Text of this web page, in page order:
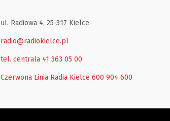
ul. Radiowa 4, 25-317 Kielce
radio@radiokielce.pl
tel. centrala 41 363 05 00
Czerwona Linia Radia Kielce 600 904 600